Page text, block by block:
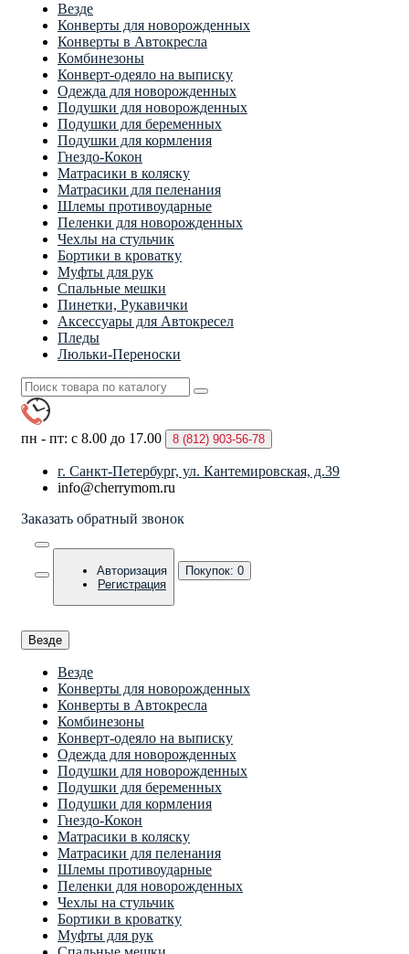
Везде
Конверты для новорожденных
Конверты в Автокресла
Комбинезоны
Конверт-одеяло на выписку
Одежда для новорожденных
Подушки для новорожденных
Подушки для беременных
Подушки для кормления
Гнездо-Кокон
Матрасики в коляску
Матрасики для пеленания
Шлемы противоударные
Пеленки для новорожденных
Чехлы на стульчик
Бортики в кроватку
Муфты для рук
Спальные мешки
Пинетки, Рукавички
Аксессуары для Автокресел
Пледы
Люльки-Переноски
пн - пт: с 8.00 до 17.00 8 (812) 903-56-78
г. Санкт-Петербург, ул. Кантемировская, д.39
info@cherrymom.ru
Заказать обратный звонок
Авторизация
Регистрация
Покупок: 0
Везде
Везде
Конверты для новорожденных
Конверты в Автокресла
Комбинезоны
Конверт-одеяло на выписку
Одежда для новорожденных
Подушки для новорожденных
Подушки для беременных
Подушки для кормления
Гнездо-Кокон
Матрасики в коляску
Матрасики для пеленания
Шлемы противоударные
Пеленки для новорожденных
Чехлы на стульчик
Бортики в кроватку
Муфты для рук